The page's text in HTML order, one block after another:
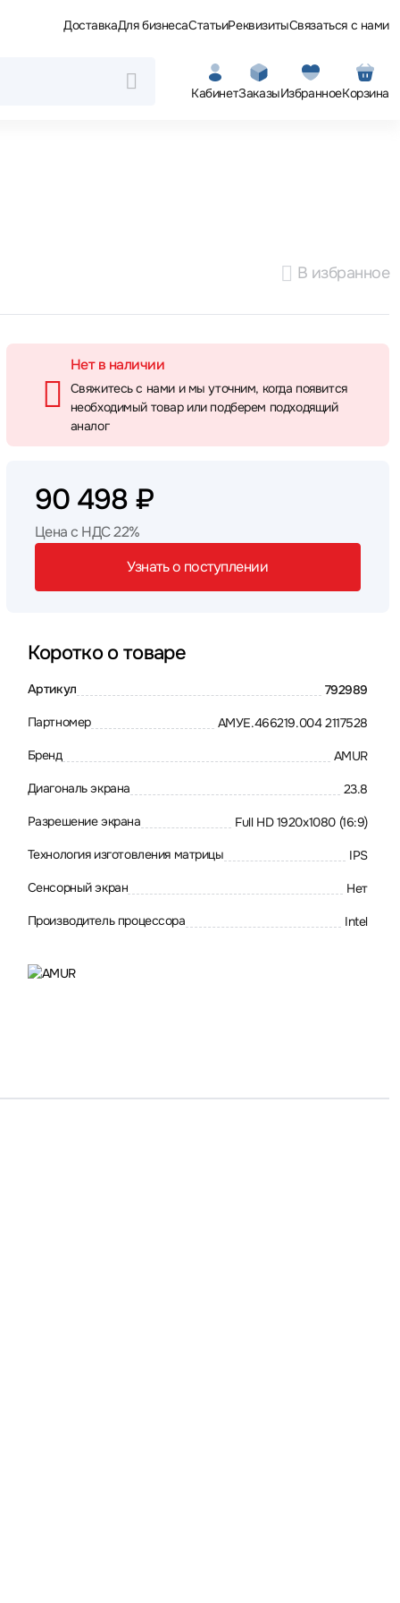
ДоставкаДля бизнесаСтатьиРеквизитыСвязаться с нами
КабинетЗаказыИзбранноеКорзина
В избранное
Нет в наличии
Свяжитесь с нами и мы уточним, когда появится
необходимый товар или подберем подходящий
аналог
90 498 ₽
Цена с НДС 22%
Узнать о поступлении
Коротко о товаре
Артикул 792989
Партномер АМУЕ.466219.004 2117528
Бренд AMUR
Диагональ экрана 23.8
Разрешение экрана Full HD 1920x1080 (16:9)
Технология изготовления матрицы IPS
Сенсорный экран Нет
Производитель процессора Intel